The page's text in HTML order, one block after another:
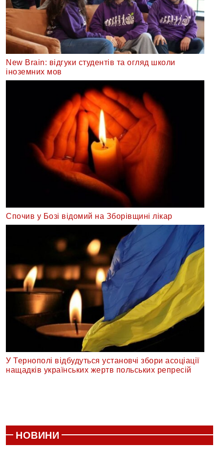
New Brain: відгуки студентів та огляд школи
іноземних мов
Спочив у Бозі відомий на Зборівщині лікар
У Тернополі відбудуться установчі збори асоціації
нащадків українських жертв польських репресій
НОВИНИ